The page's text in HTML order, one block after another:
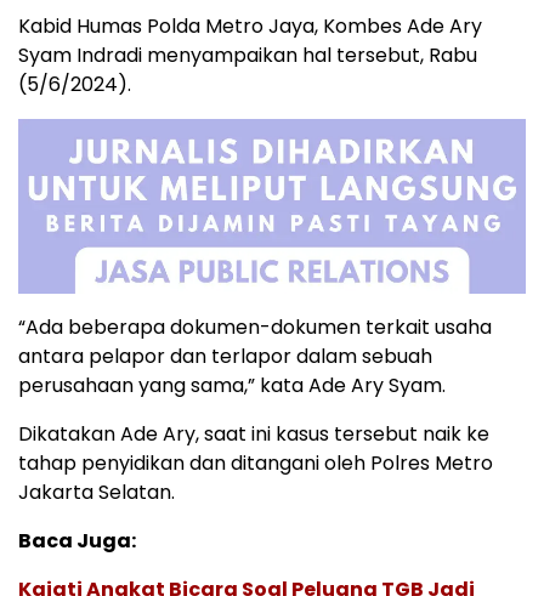
Kabid Humas Polda Metro Jaya, Kombes Ade Ary
Syam Indradi menyampaikan hal tersebut, Rabu
(5/6/2024).
“Ada beberapa dokumen-dokumen terkait usaha
antara pelapor dan terlapor dalam sebuah
perusahaan yang sama,” kata Ade Ary Syam.
Dikatakan Ade Ary, saat ini kasus tersebut naik ke
tahap penyidikan dan ditangani oleh Polres Metro
Jakarta Selatan.
Baca Juga:
Kajati Angkat Bicara Soal Peluang TGB Jadi